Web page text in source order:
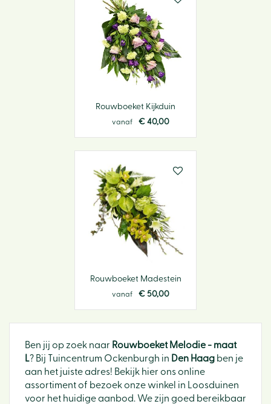
Rouwboeket Kijkduin
vanaf € 40,00
Rouwboeket Madestein
vanaf € 50,00
Ben jij op zoek naar Rouwboeket Melodie - maat
L? Bij Tuincentrum Ockenburgh in Den Haag ben je
aan het juiste adres! Bekijk hier ons online
assortiment of bezoek onze winkel in Loosduinen
voor het huidige aanbod. We zijn goed bereikbaar